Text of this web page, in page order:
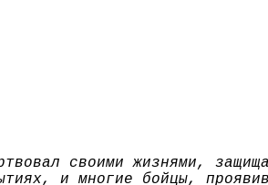
своими жизнями,
и многие бойцы,